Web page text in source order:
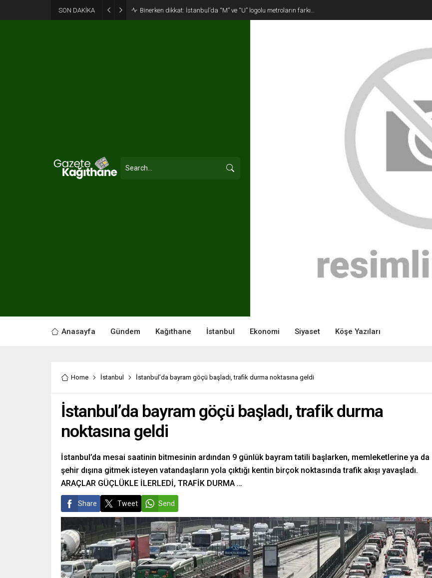
SON DAKİKA Binerken dikkat: İstanbul’da “M” ve “U” logolu metroların farkı…
Anasayfa Gündem Kağıthane İstanbul Ekonomi Siyaset Köşe Yazıları
Home İstanbul İstanbul’da bayram göçü başladı, trafik durma noktasına geldi
İstanbul’da bayram göçü başladı, trafik durma
noktasına geldi
İstanbul’da mesai saatinin bitmesinin ardından 9 günlük bayram tatili başlarken, memleketlerine ya da
şehir dışına gitmek isteyen vatandaşların yola çıktığı kentin birçok noktasında trafik akışı yavaşladı.
ARAÇLAR GÜÇLÜKLE İLERLEDİ, TRAFİK DURMA …
Share Tweet Send